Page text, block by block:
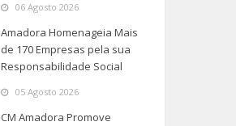
06 Agosto 2026
Amadora Homenageia Mais
de 170 Empresas pela sua
Responsabilidade Social
05 Agosto 2026
CM Amadora Promove